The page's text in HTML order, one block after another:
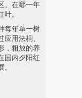
、在哪一年
。
每年单一树
用法桐、
，粗放的养
国内夕阳红